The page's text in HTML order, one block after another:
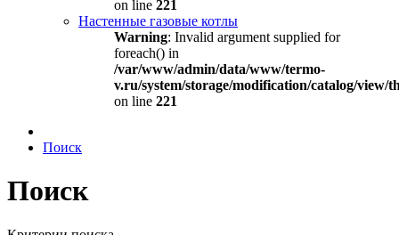
on line 221
Настенные газовые котлы
Warning: Invalid argument supplied for
foreach() in
/var/www/admin/data/www/termo-
v.ru/system/storage/modification/catalog/view/
on line 221
Поиск
Поиск